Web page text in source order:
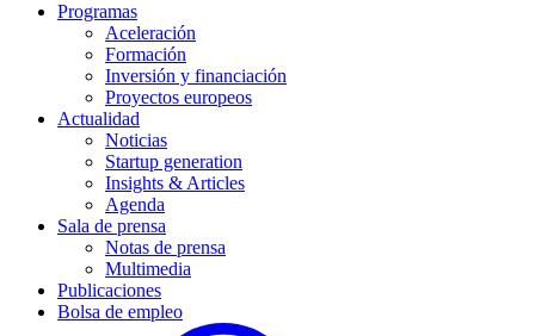
Programas
Aceleración
Formación
Inversión y financiación
Proyectos europeos
Actualidad
Noticias
Startup generation
Insights & Articles
Agenda
Sala de prensa
Notas de prensa
Multimedia
Publicaciones
Bolsa de empleo